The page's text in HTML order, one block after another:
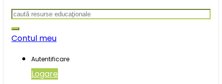
Search
for:
Contul meu
Autentificare
Logare